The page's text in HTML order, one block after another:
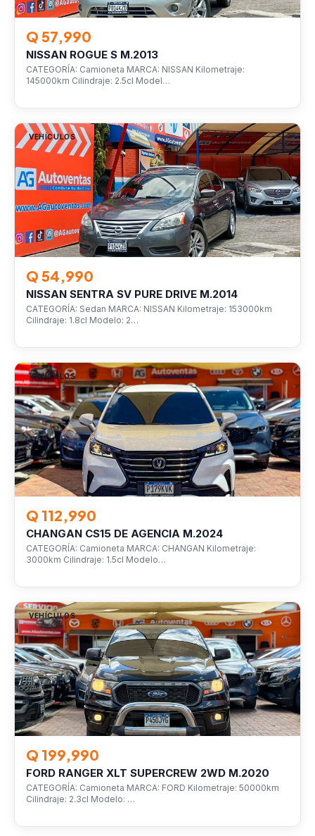
Q 57,990
NISSAN ROGUE S M.2013
CATEGORÍA: Camioneta MARCA: NISSAN Kilometraje:
145000km Cilindraje: 2.5cl Model…
VEHÍCULOS
Q 54,990
NISSAN SENTRA SV PURE DRIVE M.2014
CATEGORÍA: Sedan MARCA: NISSAN Kilometraje: 153000km
Cilindraje: 1.8cl Modelo: 2…
VEHÍCULOS
Q 112,990
CHANGAN CS15 DE AGENCIA M.2024
CATEGORÍA: Camioneta MARCA: CHANGAN Kilometraje:
3000km Cilindraje: 1.5cl Modelo…
VEHÍCULOS
Q 199,990
FORD RANGER XLT SUPERCREW 2WD M.2020
CATEGORÍA: Camioneta MARCA: FORD Kilometraje: 50000km
Cilindraje: 2.3cl Modelo: …